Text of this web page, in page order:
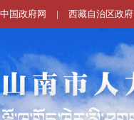
中国政府网 | 西藏自治区政府